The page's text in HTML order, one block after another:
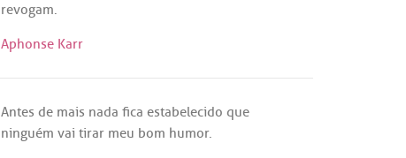
revogam.
Aphonse Karr
Antes de mais nada fica estabelecido que
ninguém vai tirar meu bom humor.